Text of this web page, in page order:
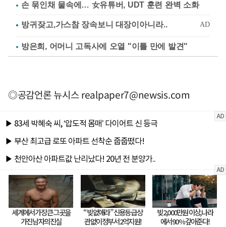
손 묶인채 물속에… 女유튜버, UDT 훈련 완벽 소화
방은희, 어머니 고독사에 오열 "이틀 만에 발견"
◎공감언론 뉴시스realpaper7@newsis.com